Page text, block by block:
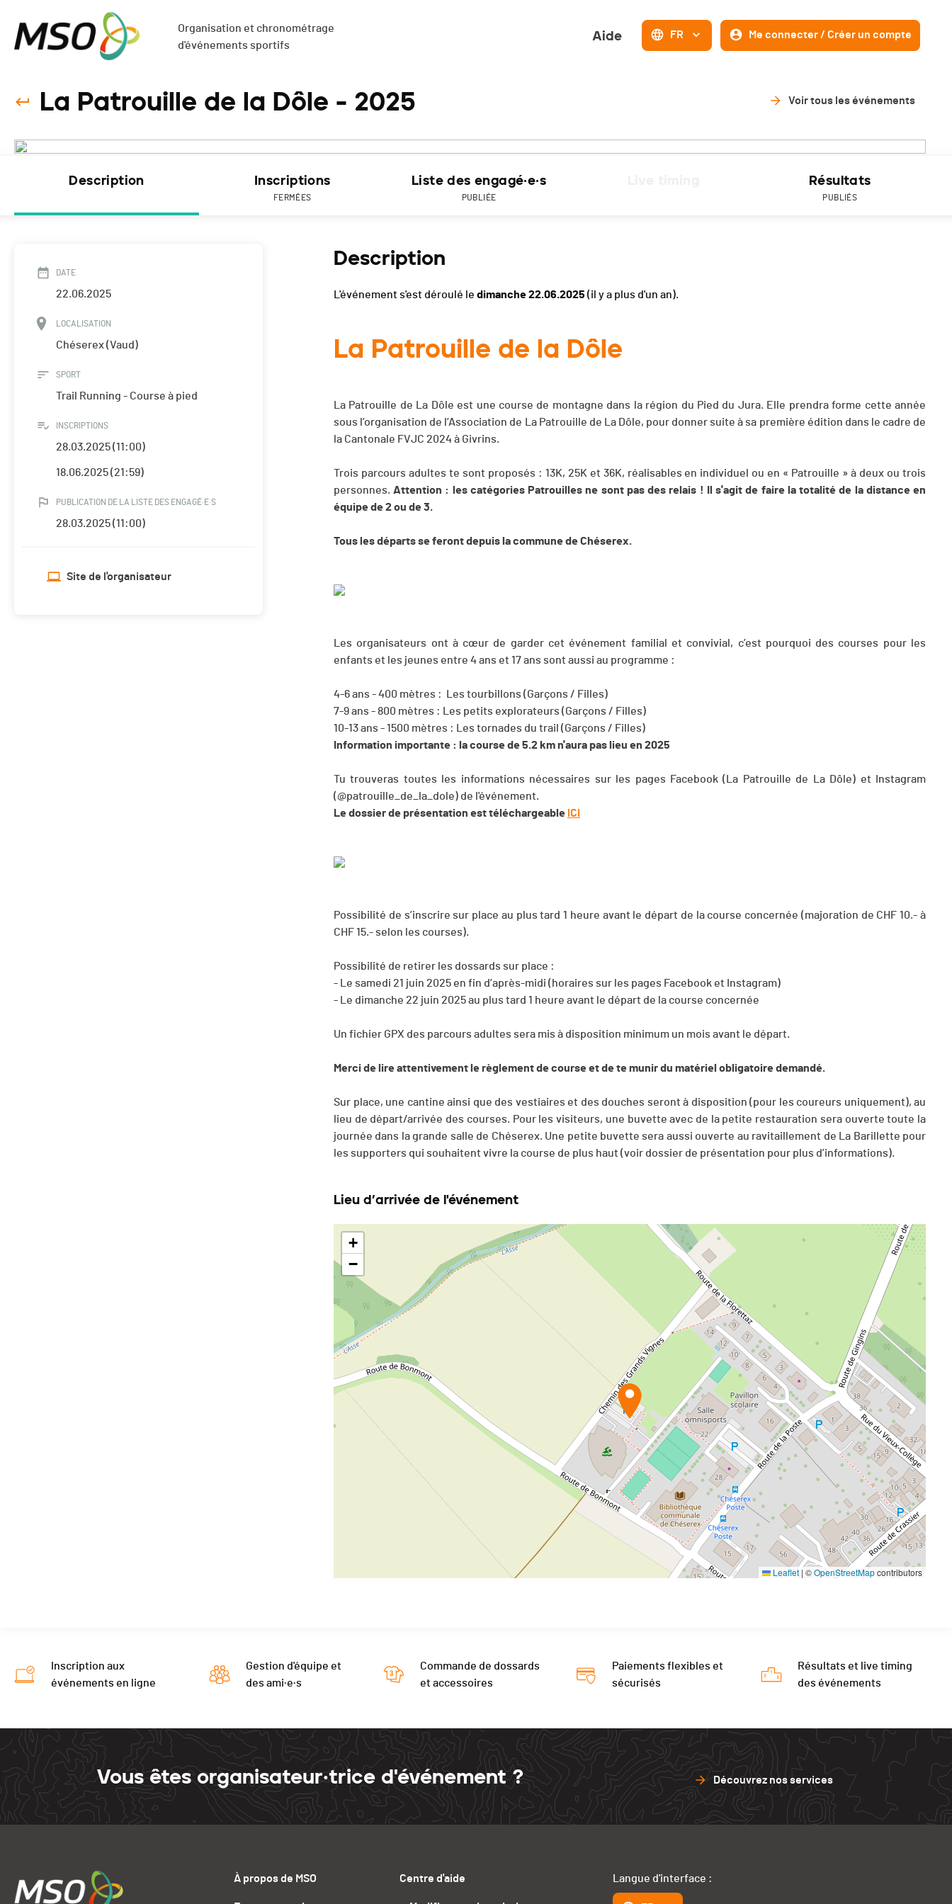
Organisation et chronométrage
d'événements sportifs
Aide FR Me connecter / Créer un compte
La Patrouille de la Dôle - 2025 Voir tous les événements
Description Inscriptions
FERMÉES
Liste des engagé·e·s
PUBLIÉE
Résultats
PUBLIÉS
DATE
22.06.2025
LOCALISATION
Chéserex (Vaud)
SPORT
Trail Running - Course à pied
INSCRIPTIONS
28.03.2025 (11:00)
18.06.2025 (21:59)
PUBLICATION DE LA LISTE DES ENGAGÉ·E·S
28.03.2025 (11:00)
Site de l'organisateur
Description
L'événement s'est déroulé le dimanche 22.06.2025 (il y a plus d'un an).
La Patrouille de la Dôle
La Patrouille de La Dôle est une course de montagne dans la région du Pied du Jura. Elle prendra forme cette année
sous l’organisation de l’Association de La Patrouille de La Dôle, pour donner suite à sa première édition dans le cadre de
la Cantonale FVJC 2024 à Givrins.
Trois parcours adultes te sont proposés : 13K, 25K et 36K, réalisables en individuel ou en « Patrouille » à deux ou trois
personnes.Attention : les catégories Patrouilles ne sont pas des relais ! Il s'agit de faire la totalité de la distance en
équipe de 2 ou de 3.
Tous les départs se feront depuis la commune de Chéserex.
Les organisateurs ont à cœur de garder cet événement familial et convivial, c’est pourquoi des courses pour les
enfants et les jeunes entre 4 ans et 17 ans sont aussi au programme :
4-6 ans - 400 mètres : Les tourbillons (Garçons / Filles)
7-9 ans - 800 mètres : Les petits explorateurs (Garçons / Filles)
10-13 ans - 1500 mètres : Les tornades du trail (Garçons / Filles)
Information importante : la course de 5.2 km n'aura pas lieu en 2025
Tu trouveras toutes les informations nécessaires sur les pages Facebook (La Patrouille de La Dôle) et Instagram
(@patrouille_de_la_dole) de l'événement.
Le dossier de présentation est téléchargeable ICI
Possibilité de s’inscrire sur place au plus tard 1 heure avant le départ de la course concernée (majoration de CHF 10.- à
CHF 15.- selon les courses).
Possibilité de retirer les dossards sur place :
- Le samedi 21 juin 2025 en fin d’après-midi (horaires sur les pages Facebook et Instagram)
- Le dimanche 22 juin 2025 au plus tard 1 heure avant le départ de la course concernée
Un fichier GPX des parcours adultes sera mis à disposition minimum un mois avant le départ.
Merci de lire attentivement le règlement de course et de te munir du matériel obligatoire demandé.
Sur place, une cantine ainsi que des vestiaires et des douches seront à disposition (pour les coureurs uniquement), au
lieu de départ/arrivée des courses. Pour les visiteurs, une buvette avec de la petite restauration sera ouverte toute la
journée dans la grande salle de Chéserex. Une petite buvette sera aussi ouverte au ravitaillement de La Barillette pour
les supporters qui souhaitent vivre la course de plus haut (voir dossier de présentation pour plus d’informations).
Lieu d’arrivée de l'événement
+
−
Leaflet | ©OpenStreetMapcontributors
Inscription aux
événements en ligne
Gestion d'équipe et
des ami·e·s
Commande de dossards
et accessoires
Paiements flexibles et
sécurisés
Résultats et live timing
des événements
Vous êtes organisateur·trice d'événement ? Découvrez nos services
À propos de MSO Centre d'aide Langue d'interface :